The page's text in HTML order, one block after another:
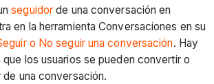
seguidor de una conversación en
en la herramienta Conversaciones en su
o No seguir una conversación. Hay
que los usuarios se pueden convertir o
de una conversación.